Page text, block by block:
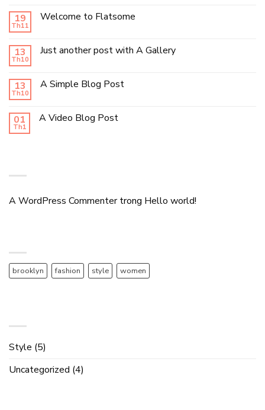
19
Th11
Welcome to Flatsome
13
Th10
Just another post with A Gallery
13
Th10
A Simple Blog Post
01
Th1
A Video Blog Post
A WordPress Commentertrong Hello world!
brooklyn fashion style women
Style (5)
Uncategorized (4)